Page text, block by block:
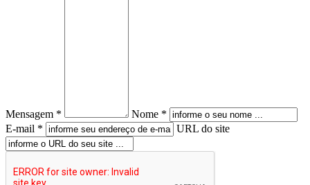
Mensagem *
Nome *
E-mail *
URL do site